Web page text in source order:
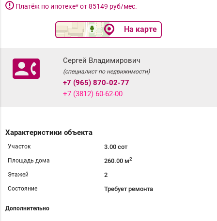
priority_highПлатёж по ипотеке* от85149 руб/мес.
На карте
contact_phone Сергей Владимирович
(специалист по недвижимости)
+7 (965) 870-02-77
+7 (3812) 60-62-00
Характеристики объекта
Участок 3.00 сот
Площадь дома 260.00 м2
Этажей 2
Состояние Требует ремонта
Дополнительно